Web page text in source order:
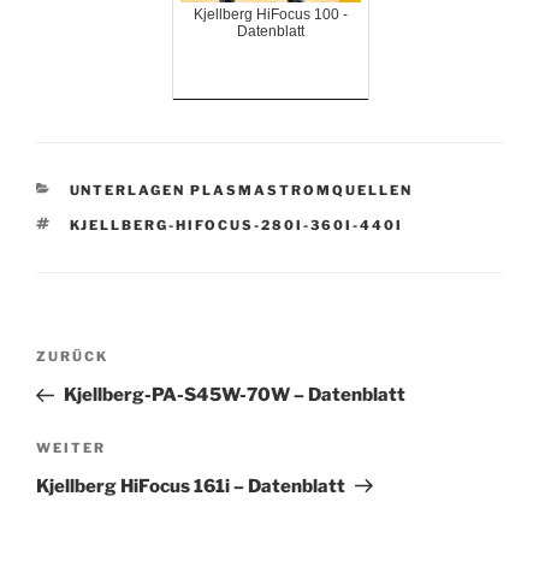
Kjellberg HiFocus 100 -
Datenblatt
KATEGORIEN
UNTERLAGEN PLASMASTROMQUELLEN
SCHLAGWÖRTER
KJELLBERG-HIFOCUS-280I-360I-440I
Beitrags-
Vorheriger
Beitrag
ZURÜCK
Kjellberg-PA-S45W-70W – Datenblatt
Nächster
Beitrag
WEITER
Kjellberg HiFocus 161i – Datenblatt